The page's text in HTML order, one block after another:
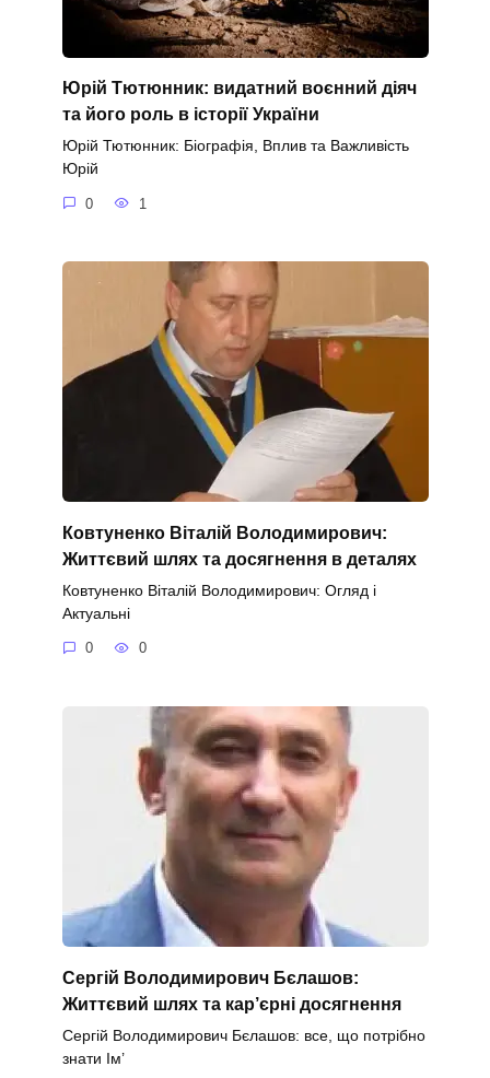
Юрій Тютюнник: видатний воєнний діяч
та його роль в історії України
Юрій Тютюнник: Біографія, Вплив та Важливість
Юрій
0 1
Ковтуненко Віталій Володимирович:
Життєвий шлях та досягнення в деталях
Ковтуненко Віталій Володимирович: Огляд і
Актуальні
0 0
Сергій Володимирович Бєлашов:
Життєвий шлях та кар’єрні досягнення
Сергій Володимирович Бєлашов: все, що потрібно
знати Ім’